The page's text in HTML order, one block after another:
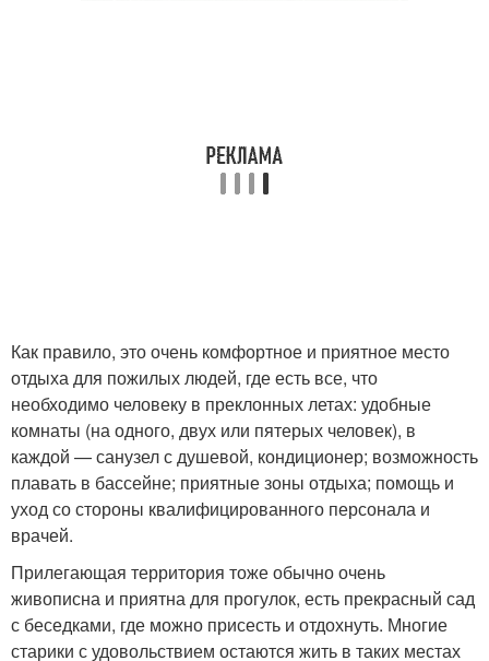
Как правило, это очень комфортное и приятное место
отдыха для пожилых людей, где есть все, что
необходимо человеку в преклонных летах: удобные
комнаты (на одного, двух или пятерых человек), в
каждой — санузел с душевой, кондиционер; возможность
плавать в бассейне; приятные зоны отдыха; помощь и
уход со стороны квалифицированного персонала и
врачей.
Прилегающая территория тоже обычно очень
живописна и приятна для прогулок, есть прекрасный сад
с беседками, где можно присесть и отдохнуть. Многие
старики с удовольствием остаются жить в таких местах